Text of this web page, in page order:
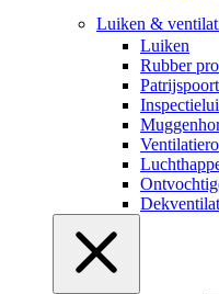
Luiken &
Luiken
Rubber